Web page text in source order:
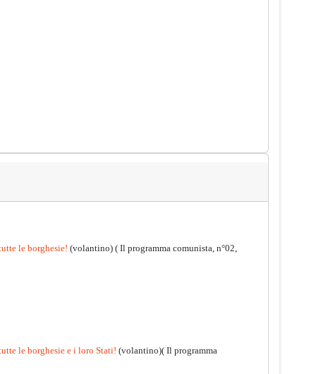
le borghesie! (volantino) ( Il programma comunista, n°02,
le borghesie e i loro Stati! (volantino)( Il programma